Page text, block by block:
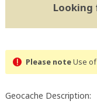
Looking
Please noteUse of
Geocache Description: